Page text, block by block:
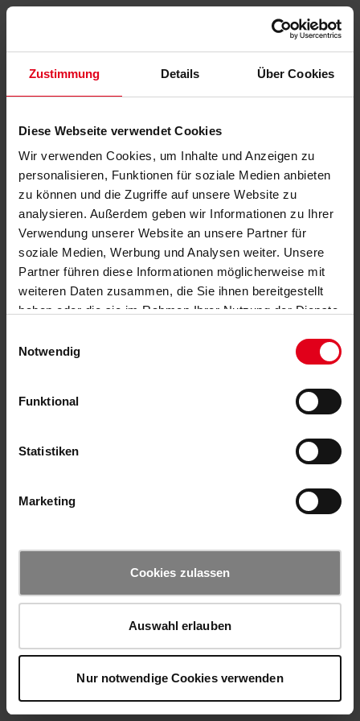
Zustimmung Details Über Cookies
Diese Webseite verwendet Cookies
Wir verwenden Cookies, um Inhalte und Anzeigen zu
personalisieren, Funktionen für soziale Medien anbieten
zu können und die Zugriffe auf unsere Website zu
analysieren. Außerdem geben wir Informationen zu Ihrer
Verwendung unserer Website an unsere Partner für
soziale Medien, Werbung und Analysen weiter. Unsere
Partner führen diese Informationen möglicherweise mit
weiteren Daten zusammen, die Sie ihnen bereitgestellt
haben oder die sie im Rahmen Ihrer Nutzung der Dienste
Notwendig
Funktional
Statistiken
Marketing
Cookies zulassen
Auswahl erlauben
Nur notwendige Cookies verwenden